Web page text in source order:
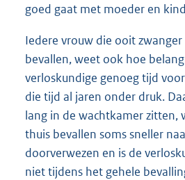
goed gaat met moeder en
Iedere vrouw die ooit zwanger
bevallen, weet ook hoe
verloskundige genoeg tijd
die tijd al jaren onder druk.
lang in de wachtkamer zitten,
thuis bevallen soms sneller
doorverwezen en is de
niet tijdens het gehele